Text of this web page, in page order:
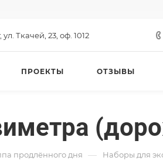
Ткачей, 23, оф. 1012
ПРОЕКТЫ ОТЗЫВЫ
продлённого дня —
Наборы для